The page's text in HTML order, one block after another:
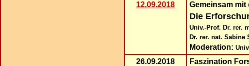
12.09.2018 Gemeinsam
Die
Univ.-Prof. Dr. rer.
Dr. rer. nat. Sabine
Moderation:
26.09.2018 Faszination